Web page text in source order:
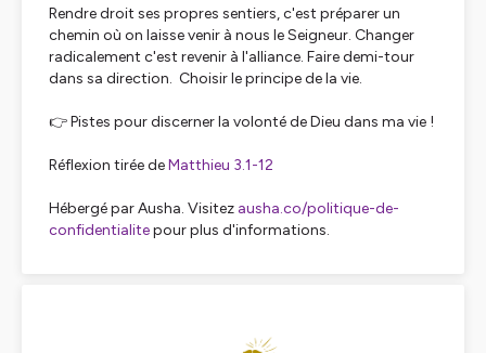
Rendre droit ses propres sentiers, c'est préparer un
chemin où on laisse venir à nous le Seigneur. Changer
radicalement c'est revenir à l'alliance. Faire demi-tour
dans sa direction. Choisir le principe de la vie.
👉 Pistes pour discerner la volonté de Dieu dans ma vie !
Réflexion tirée deMatthieu 3.1-12
Hébergé par Ausha. Visitez ausha.co/politique-de-
confidentialitepour plus d'informations.